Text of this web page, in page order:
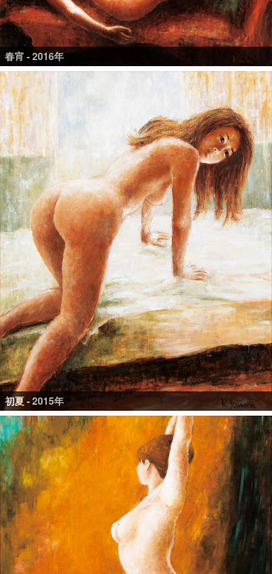
春宵 - 2016年
初夏 - 2015年